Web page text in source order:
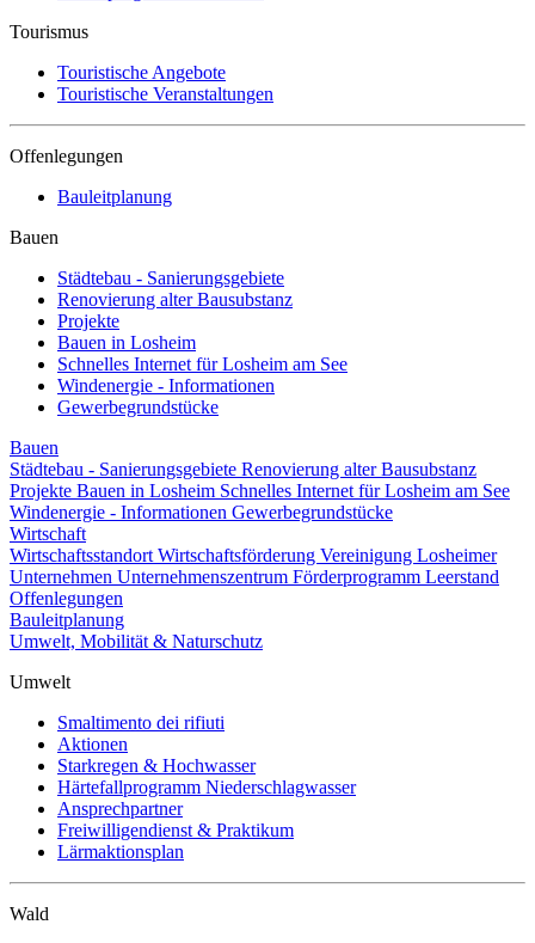
Tourismus
Touristische Angebote
Touristische Veranstaltungen
Offenlegungen
Bauleitplanung
Bauen
Städtebau - Sanierungsgebiete
Renovierung alter Bausubstanz
Projekte
Bauen in Losheim
Schnelles Internet für Losheim am See
Windenergie - Informationen
Gewerbegrundstücke
Bauen
Städtebau - Sanierungsgebiete Renovierung alter Bausubstanz
Projekte Bauen in Losheim Schnelles Internet für Losheim am See
Windenergie - Informationen Gewerbegrundstücke
Wirtschaft
Wirtschaftsstandort Wirtschaftsförderung Vereinigung Losheimer
Unternehmen Unternehmenszentrum Förderprogramm Leerstand
Offenlegungen
Bauleitplanung
Umwelt, Mobilität & Naturschutz
Umwelt
Smaltimento dei rifiuti
Aktionen
Starkregen & Hochwasser
Härtefallprogramm Niederschlagwasser
Ansprechpartner
Freiwilligendienst & Praktikum
Lärmaktionsplan
Wald